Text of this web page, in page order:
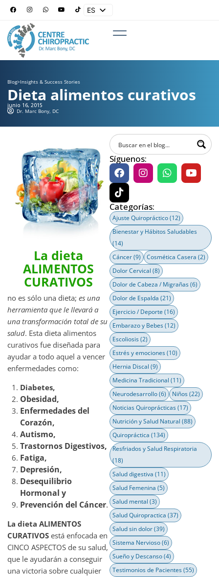
ES
Blog>Insights & Success Stories
Dieta alimentos curativos
junio 16, 2015
Dr. Marc Bony, DC
La dieta
ALIMENTOS
CURATIVOS
no es sólo una dieta; es una
herramienta que le llevará a
una transformación total de su
salud. Esta dieta alimentos
curativos fue diseñada para
ayudar a todo aquel a vencer
enfermedades como:
Diabetes,
Obesidad,
Enfermedades del
Corazón,
Autismo,
Trastornos Digestivos,
Fatiga,
Depresión,
Desequilibrio
Hormonal y
Prevención del Cáncer.
La dieta ALIMENTOS
CURATIVOS está enfocada en
CINCO ASPECTOS de su salud,
que le ayudarán a conseguir
una victoria sobre cualquier
Síguenos:
Categorías:
Ajuste Quiropráctico(12)
Bienestar y Hábitos Saludables
(14)
Cáncer(9) Cosmética Casera (2)
Dolor Cervical (8)
Dolor de Cabeza / Migrañas(6)
Dolor de Espalda (21)
Ejercicio / Deporte (16)
Embarazo y Bebes(12)
Escoliosis(2)
Estrés y emociones(10)
Hernia Discal (9)
Medicina Tradicional (11)
Neurodesarrollo(6) Niños(22)
Noticias Quiroprácticas(17)
Nutrición y Salud Natural (88)
Quiropráctica (134)
Resfriados y Salud Respiratoria
(18)
Salud digestiva (11)
Salud Femenina (5)
Salud mental (3)
Salud Quiropractica (37)
Salud sin dolor(39)
Sistema Nervioso(6)
Sueño y Descanso(4)
Testimonios de Pacientes(55)